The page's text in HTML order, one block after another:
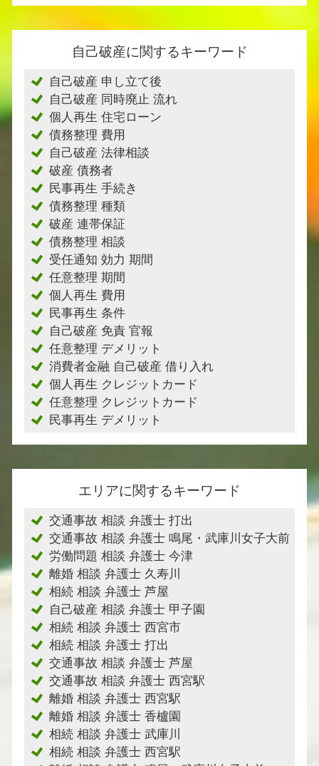
自己破産に関するキーワード
自己破産 申し立て後
自己破産 同時廃止 流れ
個人再生 住宅ローン
債務整理 費用
自己破産 法律相談
破産 債務者
民事再生 手続き
債務整理 種類
破産 連帯保証
債務整理 相談
受任通知 効力 期間
任意整理 期間
個人再生 費用
民事再生 条件
自己破産 免責 官報
任意整理 デメリット
消費者金融 自己破産 借り入れ
個人再生 クレジットカード
任意整理 クレジットカード
民事再生 デメリット
エリアに関するキーワード
交通事故 相談 弁護士 打出
交通事故 相談 弁護士 鳴尾・武庫川女子大前
労働問題 相談 弁護士 今津
離婚 相談 弁護士 久寿川
相続 相談 弁護士 芦屋
自己破産 相談 弁護士 甲子園
相続 相談 弁護士 西宮市
相続 相談 弁護士 打出
交通事故 相談 弁護士 芦屋
交通事故 相談 弁護士 西宮駅
離婚 相談 弁護士 西宮駅
離婚 相談 弁護士 香櫨園
相続 相談 弁護士 武庫川
相続 相談 弁護士 西宮駅